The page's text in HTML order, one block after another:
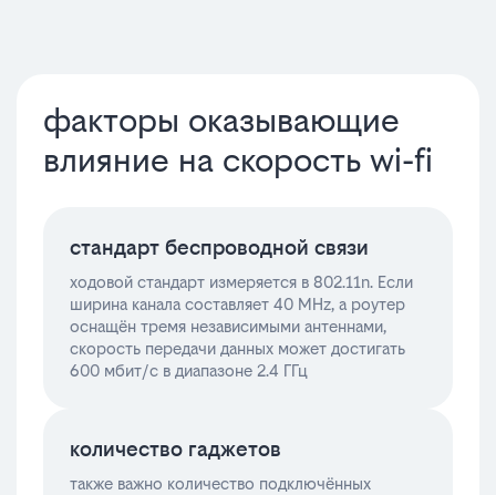
факторы оказывающие
влияние на скорость wi-fi
стандарт беспроводной связи
ходовой стандарт измеряется в 802.11n. Если
ширина канала составляет 40 MHz, а роутер
оснащён тремя независимыми антеннами,
скорость передачи данных может достигать
600 мбит/с в диапазоне 2.4 ГГц
количество гаджетов
также важно количество подключённых